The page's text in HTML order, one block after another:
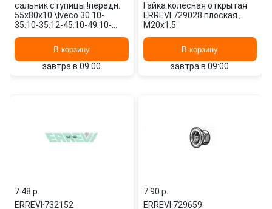
сальник ступицы !передн.
55x80x10 \Iveco 30.10-
35.10-35.12-45.10-49.10-
В корзину
завтра в 09:00
Гайка колесная открытая
ERREVI 729028 плоская ,
M20x1.5
В корзину
завтра в 09:00
7.48 p.
ERREVI·732152
7.90 p.
ERREVI·729659